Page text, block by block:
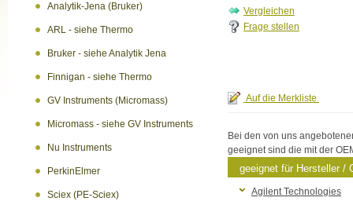
Analytik-Jena (Bruker)
ARL - siehe Thermo
Bruker - siehe Analytik Jena
Finnigan - siehe Thermo
GV Instruments (Micromass)
Micromass - siehe GV Instruments
Nu Instruments
PerkinElmer
Sciex (PE-Sciex)
Frage stellen
Bei den von uns
geeignet sind die mit der
geeignet für Hersteller /
Agilent Technologies